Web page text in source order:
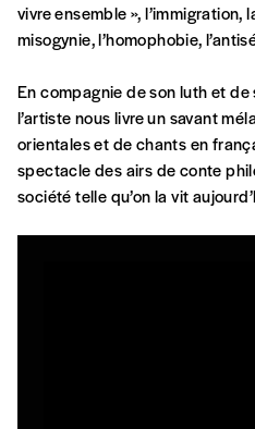
En pratique
cours ou vous
Vous indiquez si vous
revue en format
Vous renseignez vos
Vous versez le
2190avec en
vivre ensemble », l’immigration,
misogynie, l’homophobie,
En compagnie de son luth et
l’artiste nous livre un savant
orientales et de chants en
spectacle des airs de conte
société telle qu’on la vit